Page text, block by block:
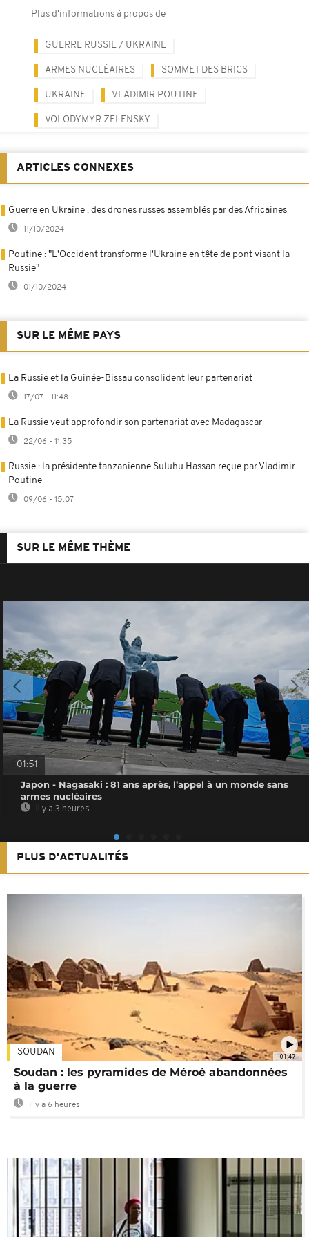
Plus d'informations à propos de
GUERRE RUSSIE / UKRAINE
ARMES NUCLÉAIRES SOMMET DES BRICS
UKRAINE VLADIMIR POUTINE
VOLODYMYR ZELENSKY
ARTICLES CONNEXES
Guerre en Ukraine : des drones russes assemblés par des Africaines
11/10/2024
Poutine : "L'Occident transforme l'Ukraine en tête de pont visant la
Russie"
01/10/2024
SUR LE MÊME PAYS
La Russie et la Guinée-Bissau consolident leur partenariat
17/07 - 11:48
La Russie veut approfondir son partenariat avec Madagascar
22/06 - 11:35
Russie : la présidente tanzanienne Suluhu Hassan reçue par Vladimir
Poutine
09/06 - 15:07
SUR LE MÊME THÈME
01:51
Japon - Nagasaki : 81 ans après, l’appel à un monde sans
armes nucléaires
Il y a 3 heures
PLUS D'ACTUALITÉS
01:47
SOUDAN
Soudan : les pyramides de Méroé abandonnées
à la guerre
Il y a 6 heures